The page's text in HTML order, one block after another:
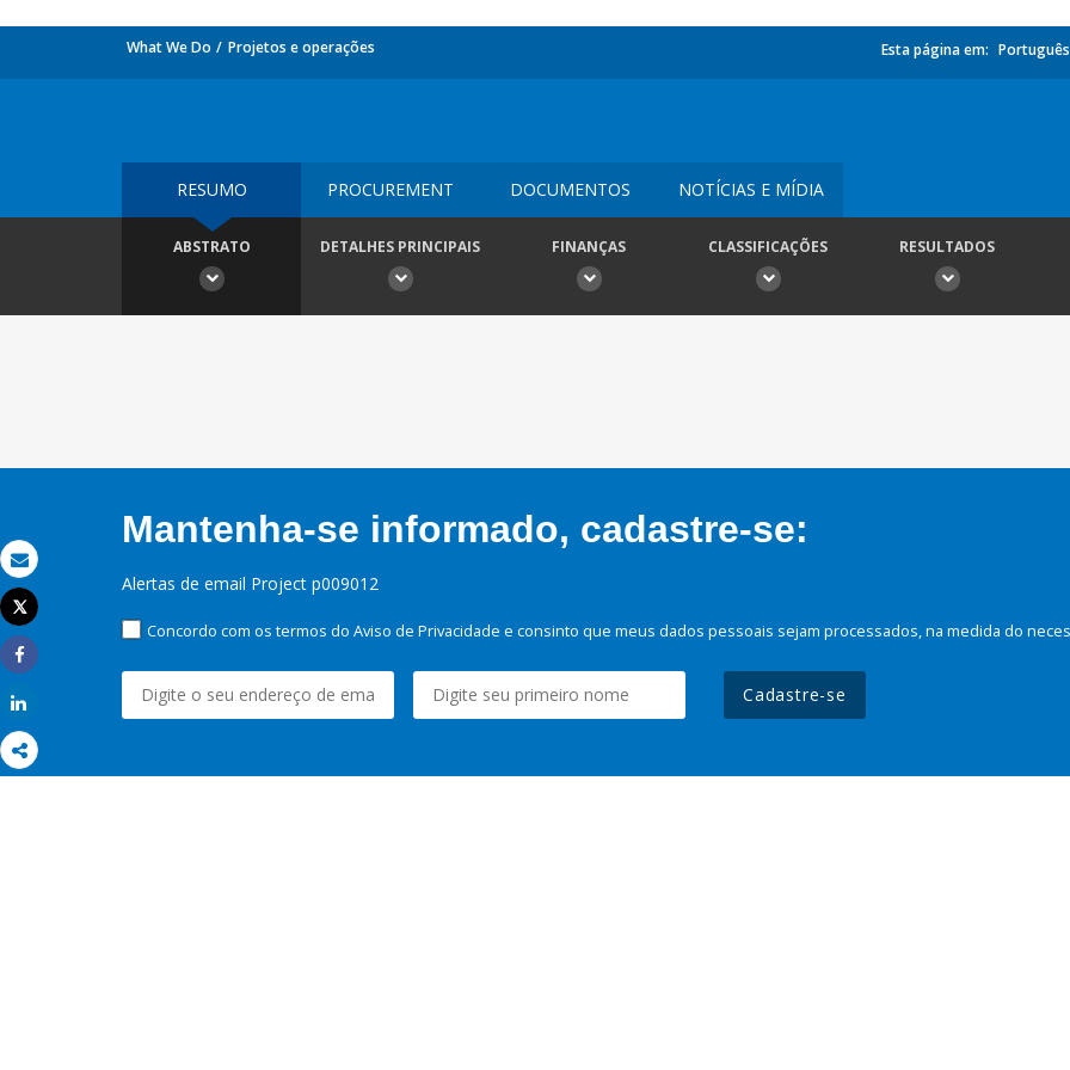
Email
Imprimir
Tweet
Share
What We Do Projetos e operações Esta página em: Português
RESUMO PROCUREMENT DOCUMENTOS NOTÍCIAS E MÍDIA
ABSTRATO DETALHES PRINCIPAIS FINANÇAS CLASSIFICAÇÕES RESULTADOS
Mantenha-se informado, cadastre-se:
Alertas de email Project p009012
Concordo com os termos do Aviso de Privacidade e consinto que meus dados pessoais sejam processados, na medida do
Cadastre-se